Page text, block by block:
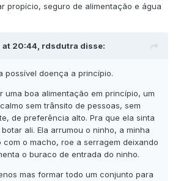
propício, seguro de alimentação e água
at 20:44, rdsdutra disse:
possível doença a princípio.
uma boa alimentação em princípio, um
sem trânsito de pessoas, sem
de preferência alto. Pra que ela sinta
ali. Ela arrumou o ninho, a minha
com o macho, roe a serragem deixando
o buraco de entrada do ninho.
mas formar todo um conjunto para